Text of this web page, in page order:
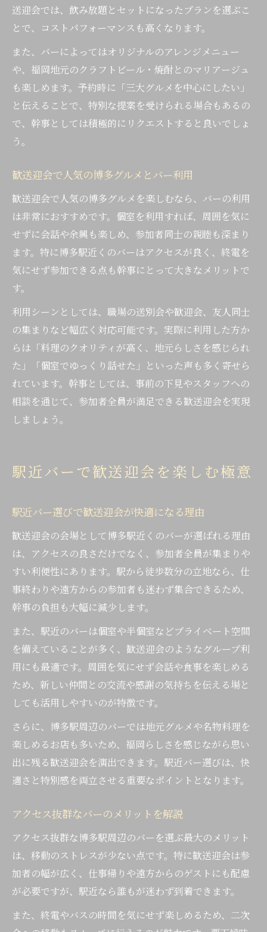
送迎会では、飲み放題とセットになったプランを選ぶこ
とで、コストパフォーマンスも高くなります。
また、バーによってはオリジナルのアレンジメニュー
や、福岡地元のクラフトビール・焼酎とのマリアージュ
も楽しめます。予約時に「三大グルメを中心にしたい」
と伝えることで、特別な提案を受けられる場合もあるの
で、幹事としては積極的にリクエストすると良いでしょ
う。
歓送迎会で人気の博多グルメとバー利用
歓送迎会で人気の博多グルメを楽しむなら、バーの利用
は非常におすすめです。個室を利用すれば、周囲を気に
せずに会話や余興も楽しめ、参加者同士の親睦も深まり
ます。特に博多駅近くのバーはアクセスが良く、終電を
気にせず参加できる点も幹事にとって大きなメリットで
す。
利用シーンとしては、職場の送別会や歓迎会、友人同士
の集まりなど幅広く対応可能です。実際に利用した方か
らは「料理のクオリティが高く、地元らしさを感じられ
た」「個室でゆっくり話せた」といった声も多く寄せら
れています。幹事としては、事前の下見やスタッフへの
相談を通じて、参加者全員が満足できる歓送迎会を実現
しましょう。
駅近バーで歓送迎会を楽しむ極意
駅近バー選びで歓送迎会が快適になる理由
歓送迎会の会場として博多駅近くのバーが選ばれる理由
は、アクセスの良さだけでなく、参加者全員が集まりや
すい利便性にあります。駅から徒歩数分の立地なら、仕
事終わりや遠方からの参加者も迷わず集合できるため、
幹事の負担も大幅に減少します。
また、駅近のバーは個室や半個室などプライベート空間
を備えていることが多く、歓送迎会のようなグループ利
用にも最適です。周囲を気にせず会話や食事を楽しめる
ため、新しい仲間との交流や感謝の気持ちを伝える場と
しても活用しやすいのが特徴です。
さらに、博多駅周辺のバーでは地元グルメや名物料理を
楽しめるお店も多いため、福岡らしさを感じながら思い
出に残る歓送迎会を演出できます。駅近バー選びは、快
適さと特別感を両立させる重要なポイントとなります。
アクセス抜群なバーのメリットを解説
アクセス抜群な博多駅周辺のバーを選ぶ最大のメリット
は、移動のストレスが少ない点です。特に歓送迎会は参
加者の幅が広く、仕事帰りや遠方からのゲストにも配慮
が必要ですが、駅近なら誰もが迷わず到着できます。
また、終電やバスの時間を気にせず楽しめるため、二次